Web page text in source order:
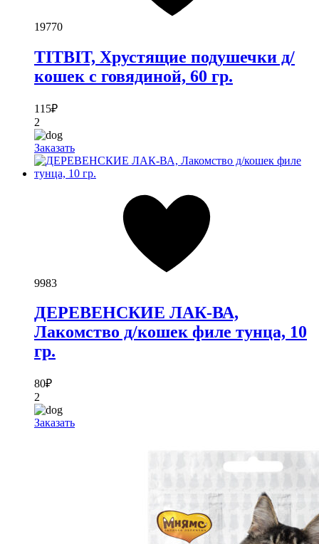
19770
TITBIT, Хрустящие подушечки д/
кошек с говядиной, 60 гр.
115₽
2
Заказать
9983
ДЕРЕВЕНСКИЕ ЛАК-ВА,
Лакомство д/кошек филе тунца, 10
гр.
80₽
2
Заказать